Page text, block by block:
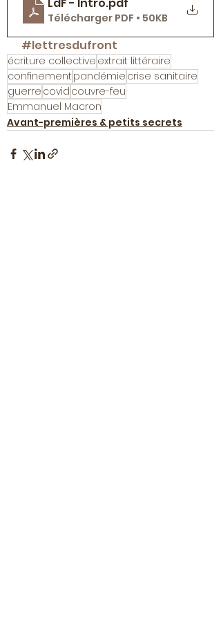
LdF - Intro.pdf
Télécharger PDF • 50KB
#lettresdufront
écriture collective extrait littéraire
confinement pandémie crise sanitaire
guerre covid couvre-feu
Emmanuel Macron
Avant-premières & petits secrets